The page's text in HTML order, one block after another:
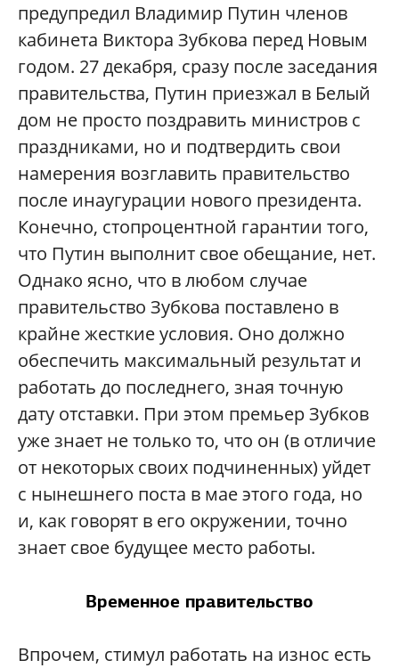
предупредил Владимир Путин членов
кабинета Виктора Зубкова перед Новым
годом. 27 декабря, сразу после заседания
правительства, Путин приезжал в Белый
дом не просто поздравить министров с
праздниками, но и подтвердить свои
намерения возглавить правительство
после инаугурации нового президента.
Конечно, стопроцентной гарантии того,
что Путин выполнит свое обещание, нет.
Однако ясно, что в любом случае
правительство Зубкова поставлено в
крайне жесткие условия. Оно должно
обеспечить максимальный результат и
работать до последнего, зная точную
дату отставки. При этом премьер Зубков
уже знает не только то, что он (в отличие
от некоторых своих подчиненных) уйдет
с нынешнего поста в мае этого года, но
и, как говорят в его окружении, точно
знает свое будущее место работы.
Временное правительство
Впрочем, стимул работать на износ есть